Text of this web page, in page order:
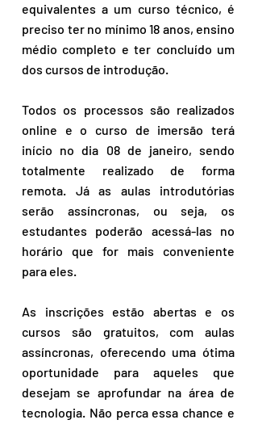
equivalentes a um curso técnico, é
preciso ter no mínimo 18 anos, ensino
médio completo e ter concluído um
dos cursos de introdução.
Todos os processos são realizados
online e o curso de imersão terá
início no dia 08 de janeiro, sendo
totalmente realizado de forma
remota. Já as aulas introdutórias
serão assíncronas, ou seja, os
estudantes poderão acessá-las no
horário que for mais conveniente
para eles.
As inscrições estão abertas e os
cursos são gratuitos, com aulas
assíncronas, oferecendo uma ótima
oportunidade para aqueles que
desejam se aprofundar na área de
tecnologia. Não perca essa chance e